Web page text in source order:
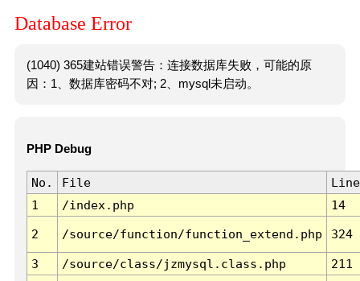
Database Error
(1040) 365建站错误警告：连接数据库失败，可能的原
因：1、数据库密码不对; 2、mysql未启动。
PHP Debug
No. File
Line
1
/index.php 14
2 /source/function/function_extend.php 324
3 /source/class/jzmysql.class.php
211